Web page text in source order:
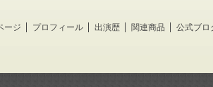
ージ プロフィール 出演歴 関連商品 公式ブロ